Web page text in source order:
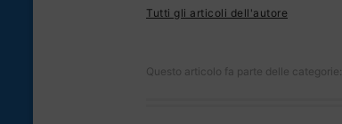
Tutti gli articoli dell'autore
Questo articolo fa parte delle categorie: